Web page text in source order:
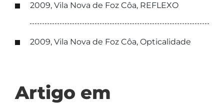
2009, Vila Nova de Foz Côa, REFLEXO
2009, Vila Nova de Foz Côa, Opticalidade
Artigo em